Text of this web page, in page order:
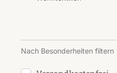
Nach Besonderheiten filtern